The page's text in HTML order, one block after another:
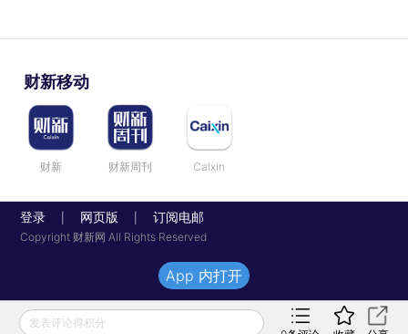
财新移动
财新 财新周刊 Caixin
登录 网页版 订阅电邮
Copyright 财新网 All Rights Reserved
发表评论得积分
App 内打开